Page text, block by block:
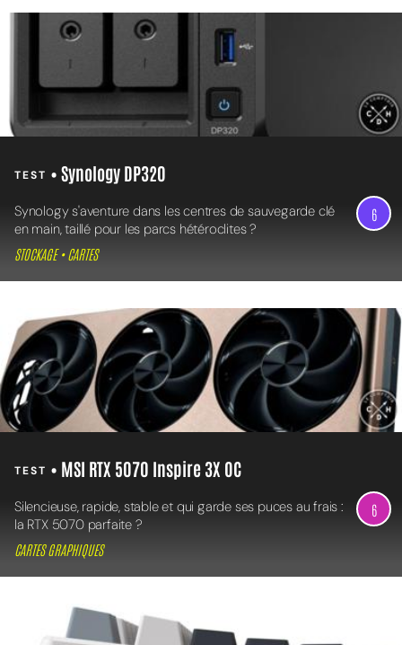
TEST • Synology DP320
6
Synology s'aventure dans les centres de sauvegarde clé
en main, taillé pour les parcs hétéroclites ?
STOCKAGE • CARTES
TEST • MSI RTX 5070 Inspire 3X OC
6
Silencieuse, rapide, stable et qui garde ses puces au frais :
la RTX 5070 parfaite ?
CARTES GRAPHIQUES